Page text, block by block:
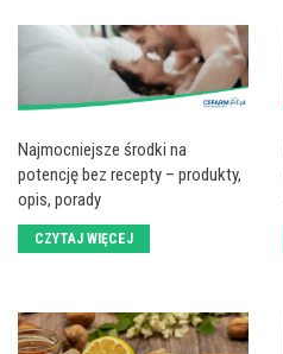
Najmocniejsze środki na
potencję bez recepty – produkty,
opis, porady
CZYTAJ WIĘCEJ